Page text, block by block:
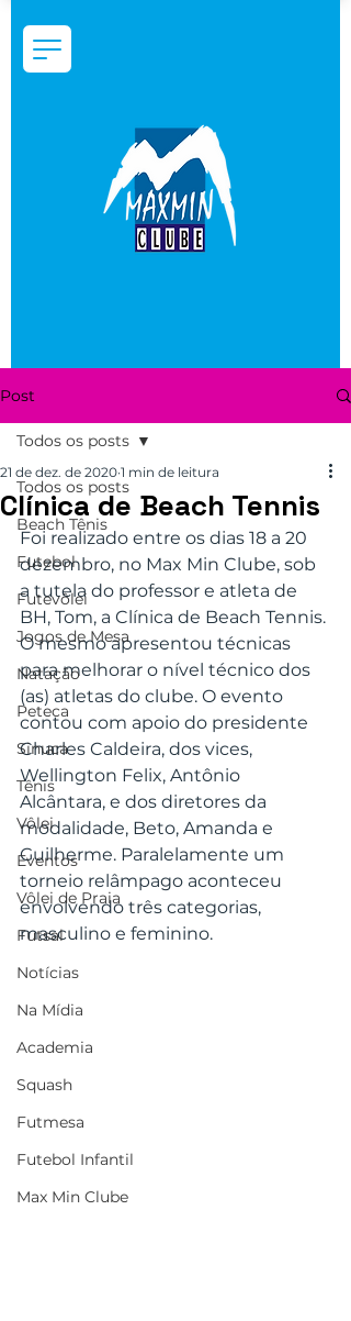
Post
Todos os posts
Beach Tênis
Futebol
Futevôlei
Jogos de Mesa
Natação
Peteca
Sinuca
Tênis
Vôlei
Eventos
Vôlei de Praia
Futsal
Notícias
Na Mídia
Academia
Squash
Futmesa
Futebol Infantil
Max Min Clube
Todos os posts
Clínica de Beach Tennis
21 de dez. de 2020 1 min de leitura
Foi realizado entre os dias 18 a 20
dezembro, no Max Min Clube, sob
a tutela do professor e atleta de
BH, Tom, a Clínica de Beach Tennis.
O mesmo apresentou técnicas
para melhorar o nível técnico dos
(as) atletas do clube. O evento
contou com apoio do presidente
Charles Caldeira, dos vices,
Wellington Felix, Antônio
Alcântara, e dos diretores da
modalidade, Beto, Amanda e
Guilherme. Paralelamente um
torneio relâmpago aconteceu
envolvendo três categorias,
masculino e feminino.